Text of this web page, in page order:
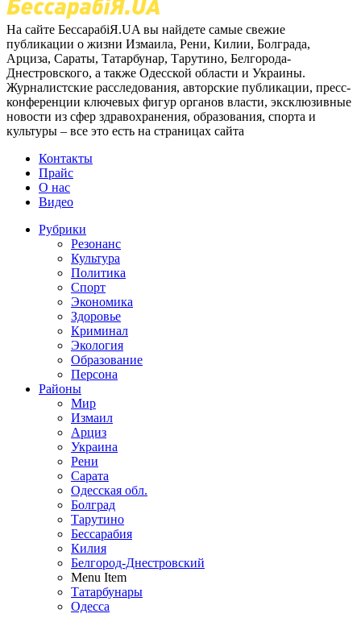
На сайте БессарабіЯ.UA вы найдете самые свежие
публикации о жизни Измаила, Рени, Килии, Болграда,
Арциза, Сараты, Татарбунар, Тарутино, Белгорода-
Днестровского, а также Одесской области и Украины.
Журналистские расследования, авторские публикации, пресс-
конференции ключевых фигур органов власти, эксклюзивные
новости из сфер здравохранения, образования, спорта и
культуры – все это есть на страницах сайта
Контакты
Прайс
О нас
Видео
Рубрики
Резонанс
Культура
Политика
Спорт
Экономика
Здоровье
Криминал
Экология
Образование
Персона
Районы
Мир
Измаил
Арциз
Украина
Рени
Сарата
Одесская обл.
Болград
Тарутино
Бессарабия
Килия
Белгород-Днестровский
Menu Item
Татарбунары
Одесса